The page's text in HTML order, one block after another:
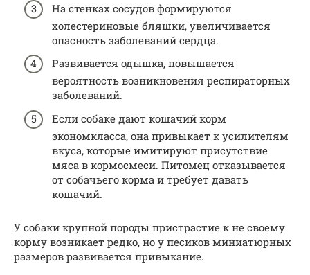
На стенках сосудов формируются
холестериновые бляшки, увеличивается
опасность заболеваний сердца.
Развивается одышка, повышается
вероятность возникновения респираторных
заболеваний.
Если собаке дают кошачий корм
экономкласса, она привыкает к усилителям
вкуса, которые имитируют присутствие
мяса в кормосмеси. Питомец отказывается
от собачьего корма и требует давать
кошачий.
У собаки крупной породы пристрастие к не своему
корму возникает редко, но у песиков миниатюрных
размеров развивается привыкание.